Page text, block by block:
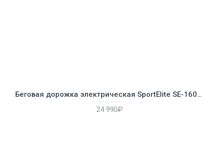
Беговая дорожка электрическая SportElite SE-1608E
24 990₽